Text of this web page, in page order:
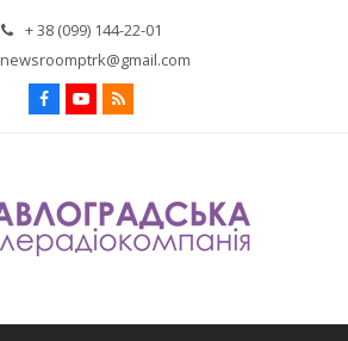
+ 38 (099) 144-22-01
newsroomptrk@gmail.com
Facebook
Youtube
RSS